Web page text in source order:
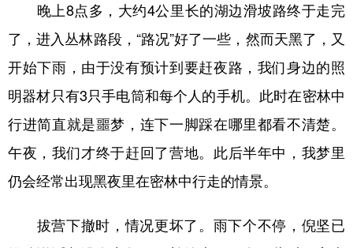
晚上8点多，大约4公里长的湖边滑坡路终于走完
了，进入丛林路段，“路况”好了一些，然而天黑了，又
开始下雨，由于没有预计到要赶夜路，我们身边的照
明器材只有3只手电筒和每个人的手机。此时在密林中
行进简直就是噩梦，连下一脚踩在哪里都看不清楚。
午夜，我们才终于赶回了营地。此后半年中，我梦里
仍会经常出现黑夜里在密林中行走的情景。
拔营下撤时，情况更坏了。雨下个不停，倪坚已